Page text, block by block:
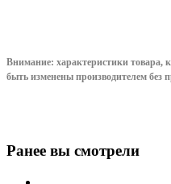
Внимание: характеристики товара,
быть изменены производителем без
Ранее вы смотрели